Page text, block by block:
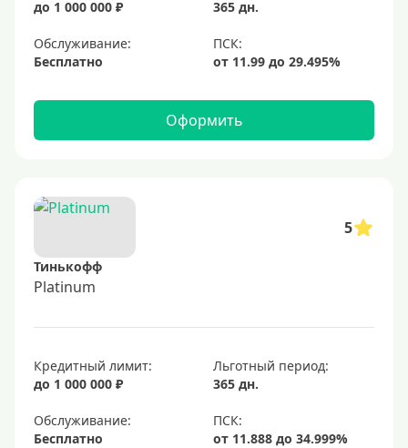
до 1 000 000 ₽
365 дн.
Обслуживание:
Бесплатно
Оформить
5
Тинькофф
Platinum
Кредитный лимит:
до 1 000 000 ₽
Льготный период:
365 дн.
Обслуживание:
Бесплатно